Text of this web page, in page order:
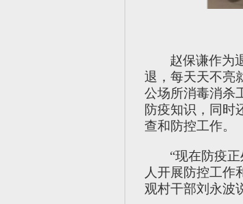
赵保谦作为
退，每天天不亮
公场所消毒消杀
防疫知识，同时
查和防控工作。
“现在防疫
人开展防控工作
观村干部刘永波